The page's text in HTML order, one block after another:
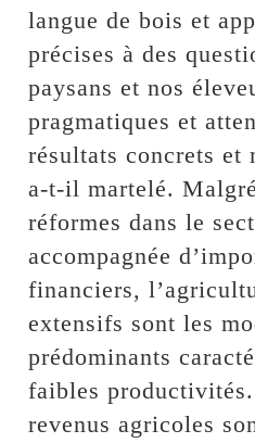
langue de bois et
précises à des
paysans et nos
pragmatiques et
résultats concrets et
a-t-il martelé.
réformes dans le
accompagnée
financiers,
extensifs sont les
prédominants
faibles
revenus agricoles